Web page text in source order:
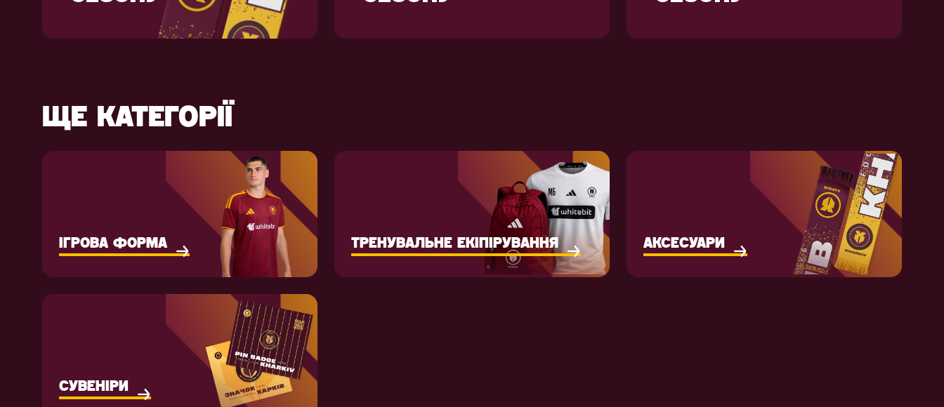
ЩЕ КАТЕГОРІЇ
ІГРОВА ФОРМА ТРЕНУВАЛЬНЕ ЕКІПІРУВАННЯ АКСЕСУАРИ
СУВЕНІРИ